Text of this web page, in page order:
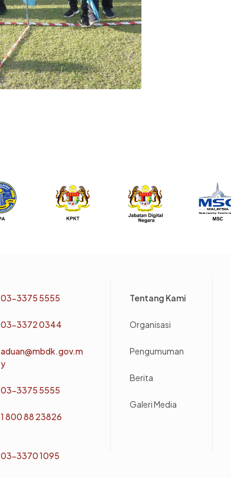
03-3375 5555
03-3372 0344
aduan@mbdk.gov.m
y
03-3375 5555
1 800 88 23826
03-3370 1095
Tentang Kami
Organisasi
Pengumuman
Berita
Galeri Media